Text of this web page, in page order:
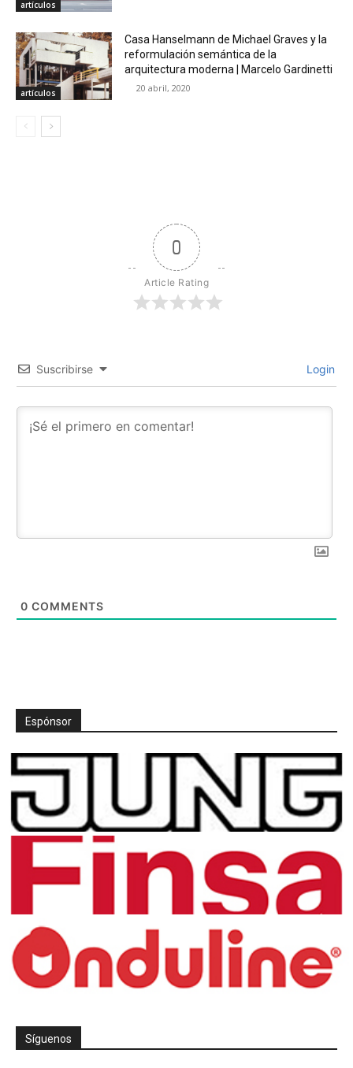
artículos
artículos
Casa Hanselmann de Michael Graves y la
reformulación semántica de la
arquitectura moderna | Marcelo Gardinetti
20 abril, 2020
0
Article Rating
Suscribirse Login
0 COMMENTS
Espónsor
Síguenos